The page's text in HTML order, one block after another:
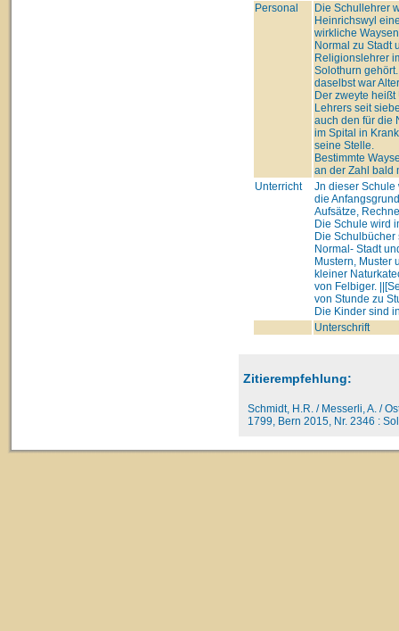
Personal
Die Schullehrer
Heinrichswyl
wirkliche
Normal zu Stadt
Religionslehrer
Solothurn
daselbst war
Der zweyte
Lehrers seit
auch den für die
im Spital in
seine Stelle.
Bestimmte
an der Zahl bald
Unterricht
Jn dieser Schule
die
Aufsätze,
Die Schule wird
Die Schulbücher
Normal- Stadt
Mustern, Muster
kleiner
von Felbiger.
von Stunde zu
Die Kinder sind
Unterschrift
Zitierempfehlung:
Schmidt, H.R. / Messerli, A. /
1799, Bern 2015, Nr. 2346 :